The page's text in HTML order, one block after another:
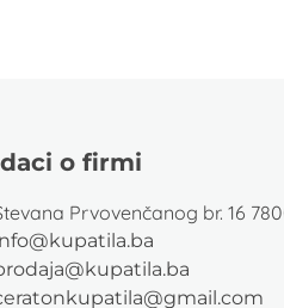
o firmi
Prvovenčanog br. 16